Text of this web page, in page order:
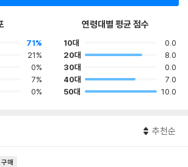
71%
21%
0%
7%
0%
연령대별 평균 점수
10대
0.0
20대
8.0
30대
0.0
40대
7.0
50대
10.0
추천순
구매